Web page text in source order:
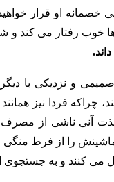
او قرار
خوب رفتار می کند و
و نزدیکی با
چراکه فردا نیز
لذت آنی ناشی از
را از فرط منگی
می کنند و به جستجوی